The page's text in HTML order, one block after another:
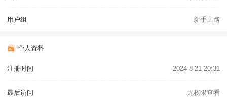
用户组 新手上路
个人资料
注册时间 2024-8-21 20:31
最后访问 无权限查看